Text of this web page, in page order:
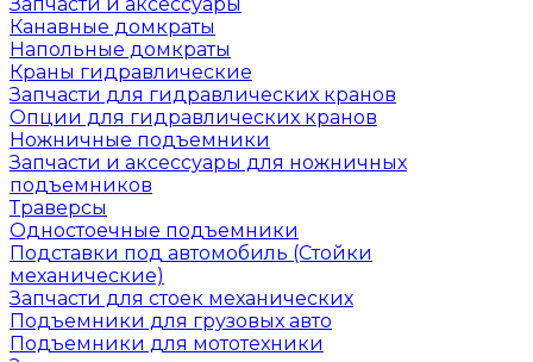
Канавные домкраты
Напольные домкраты
Краны гидравлические
Запчасти для гидравлических кранов
Опции для гидравлических кранов
Ножничные подъемники
Запчасти и аксессуары для ножничных
подъемников
Траверсы
Одностоечные подъемники
Подставки под автомобиль (Стойки
механические)
Запчасти для стоек механических
Подъемники для грузовых авто
Подъемники для мототехники